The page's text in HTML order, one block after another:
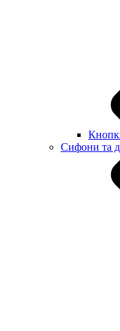
Сифони та